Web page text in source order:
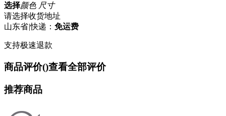
选择颜色 尺寸
请选择收货地址
山东省|快递： 免运费
支持极速退款
商品评价()查看全部评价
推荐商品